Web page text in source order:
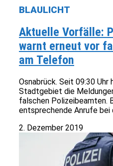
BLAULICHT
Aktuelle Vorfälle:
warnt erneut vor
am Telefon
Osnabrück. Seit 09:30 Uhr
Stadtgebiet die
falschen Polizeibeamten.
entsprechende Anrufe bei
2. Dezember 2019